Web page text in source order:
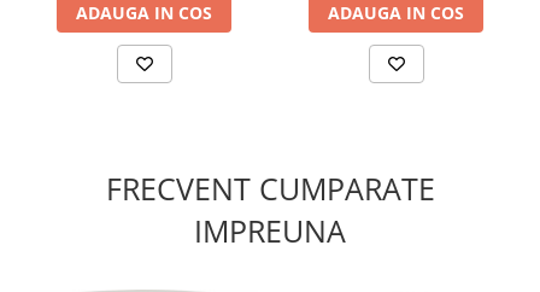
ADAUGA IN COS ADAUGA IN COS
FRECVENT CUMPARATE
IMPREUNA